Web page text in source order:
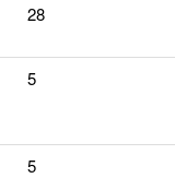
28
5
5